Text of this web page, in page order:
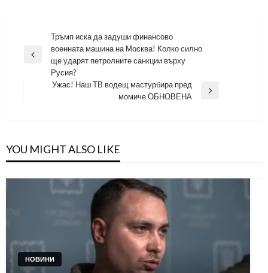
Навигация
Previous
Тръмп иска да задуши финансово
военната машина на Москва! Колко силно
ще ударят петролните санкции върху
Русия?
Ужас! Наш ТВ водещ мастурбира пред
момиче ОБНОВЕНА
YOU MIGHT ALSO LIKE
НОВИНИ